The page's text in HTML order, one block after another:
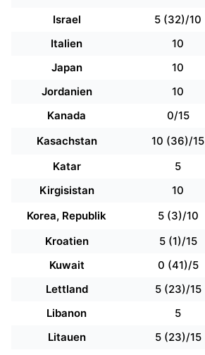
Israel
5 (32)/10
Italien
10
Japan
10
Jordanien
10
Kanada
0/15
Kasachstan
10 (36)/15
Katar
5
Kirgisistan
10
Korea, Republik
5 (3)/10
Kroatien
5 (1)/15
Kuwait
0 (41)/5
Lettland
5 (23)/15
Libanon
5
Litauen
5 (23)/15